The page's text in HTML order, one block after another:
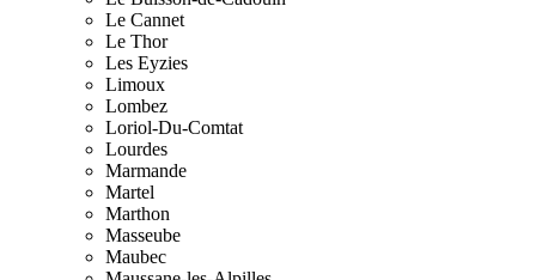
Le Cannet
Le Thor
Les Eyzies
Limoux
Lombez
Loriol-Du-Comtat
Lourdes
Marmande
Martel
Marthon
Masseube
Maubec